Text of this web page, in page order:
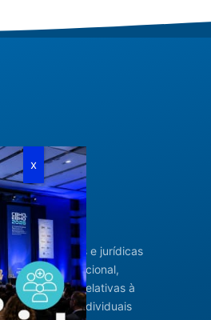
pessoas físicas e jurídicas
higiene ocupacional,
e ações relativas à
de interesses individuais